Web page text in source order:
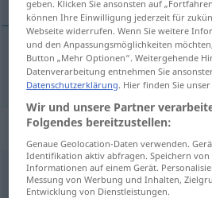
必要とする[hitsuyō to suru]
Synonyme für
erfordern,beanspruchen,
geben. Klicken Sie ansonsten auf
können Ihre Einwilligung jederzeit für
Webseite widerrufen. Wenn Sie weitere
und den Anpassungsmöglichkeiten
Button „Mehr Optionen“. Weitergehende
Datenverarbeitung entnehmen Sie
Datenschutzerklärung. Hier finden Sie
Wir und unsere Partner
Folgendes bereitzustellen:
Genaue Geolocation-Daten verwenden.
Identifikation aktiv abfragen. Speichern
Informationen auf einem Gerät.
Messung von Werbung und Inhalten,
Entwicklung von Dienstleistungen.